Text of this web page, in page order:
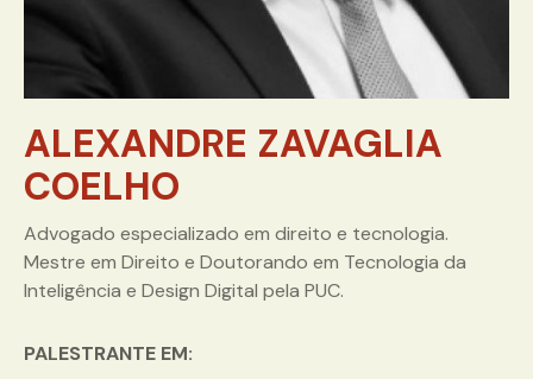
ALEXANDRE ZAVAGLIA
COELHO
Advogado especializado em direito e tecnologia.
Mestre em Direito e Doutorando em Tecnologia da
Inteligência e Design Digital pela PUC.
PALESTRANTE EM: